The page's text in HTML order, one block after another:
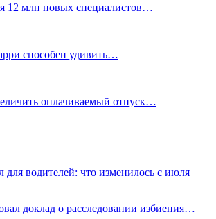
12 млн новых специалистов…
способен удивить…
оплачиваемый отпуск…
для водителей: что изменилось с июля
доклад о расследовании избиения…